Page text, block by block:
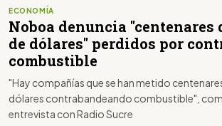
ECONOMÍA
Noboa denuncia "centenares
de dólares" perdidos por
combustible
"Hay compañías que se han metido
dólares contrabandeando combustible",
entrevista con Radio Sucre